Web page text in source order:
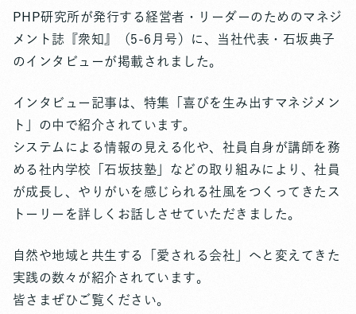
PHP研究所が発行する経営者・リーダーのためのマネジ
メント誌『衆知』（5-6月号）に、当社代表・石坂典子
のインタビューが掲載されました。
インタビュー記事は、特集「喜びを生み出すマネジメン
ト」の中で紹介されています。
システムによる情報の見える化や、社員自身が講師を務
める社内学校「石坂技塾」などの取り組みにより、社員
が成長し、やりがいを感じられる社風をつくってきたス
トーリーを詳しくお話しさせていただきました。
自然や地域と共生する「愛される会社」へと変えてきた
実践の数々が紹介されています。
皆さまぜひご覧ください。